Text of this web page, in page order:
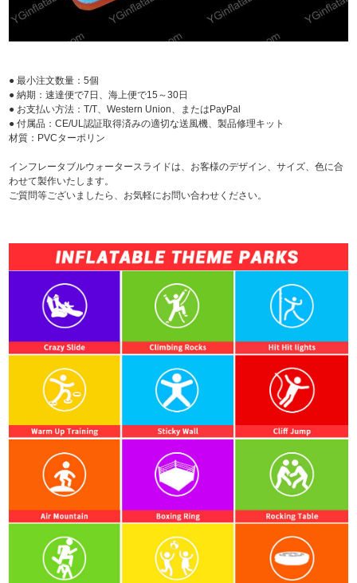
● 最小注文数量：5個
● 納期：速達便で7日、海上便で15～30日
● お支払い方法：T/T、Western Union、またはPayPal
● 付属品：CE/UL認証取得済みの適切な送風機、製品修理キット
材質：PVCターポリン
インフレータブルウォータースライドは、お客様のデザイン、サイズ、色に合
わせて製作いたします。
ご質問等ございましたら、お気軽にお問い合わせください。